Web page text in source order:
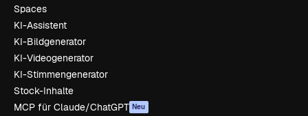
Spaces
KI-Assistent
KI-Bildgenerator
KI-Videogenerator
KI-Stimmengenerator
Stock-Inhalte
MCP für Claude/ChatGPT Neu